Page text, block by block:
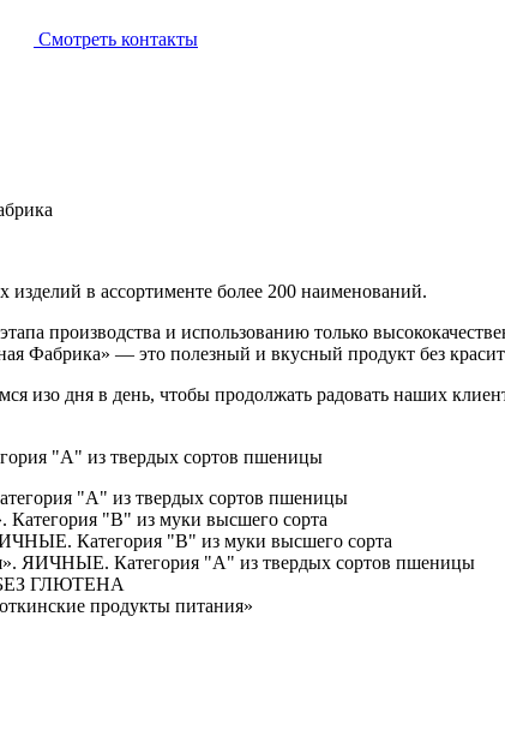
Смотреть контакты
в ассортименте более 200 наименований.
производства и использованию только
Фабрика» — это полезный и вкусный продукт без
изо дня в день, чтобы продолжать радовать наших
"А" из твердых сортов пшеницы
"А" из твердых сортов пшеницы
Категория "В" из муки высшего сорта
Категория "В" из муки высшего сорта
ЯИЧНЫЕ. Категория "А" из твердых сортов пшеницы
БЕЗ ГЛЮТЕНА
продукты питания»